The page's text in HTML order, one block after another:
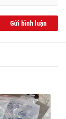
Gửi bình luận